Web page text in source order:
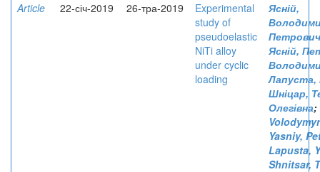
Article 22-січ-2019 26-тра-2019
Experimental
study of
pseudoelastic
NiTi alloy
under cyclic
loading
Ясній,
Петрович
Ясній,
Лапуста,
Шніцар,
Олегівна;
Volodymyr
Yasniy,
Lapusta,
Shnitsar,